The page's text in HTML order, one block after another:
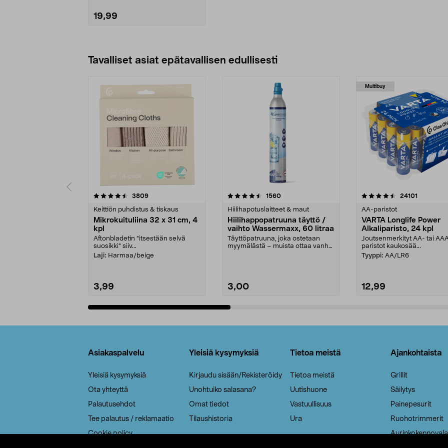
19,99
Tavalliset asiat epätavallisen edullisesti
3809arvostelut
Keittiön puhdistus & tiskaus
Mikrokuituliina 32 x 31 cm, 4
kpl
Aftonbladetin "itsestään selvä
suosikki" siiv...
Laji: Harmaa/beige
3,99
4.5viidestä
1560arvostelut
Hiilihapotuslaitteet & maut
Hiilihappopatruuna täyttö /
vaihto Wassermaxx, 60 litraa
Täyttöpatruuna, joka ostetaan
myymälästä – muista ottaa vanha
3,00
Multibuy
4.5viidestä
24101
AA-paristot
VARTA Longlife Power
Alkaliparisto, 24 kpl
Joutsenmerkityt AA- tai
paristot kaukosää...
Tyyppi: AA/LR6
12,99
4.5viidestä
Asiakaspalvelu
Yleisiä kysymyksiä
Ota yhteyttä
Palautusehdot
Tee palautus / reklamaatio
Cookie policy
Yleisiä kysymyksiä
Kirjaudu sisään/Rekisteröidy
Unohtuiko salasana?
Omat tiedot
Tilaushistoria
Tietoa meistä
Tietoa meistä
Uutishuone
Vastuullisuus
Ura
Ajankohtaista
Grillit
Säilytys
Painepesurit
Ruohotrimmerit